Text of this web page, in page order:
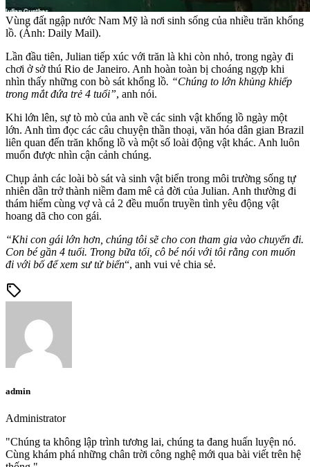
Vùng đất ngập nước Nam Mỹ là nơi sinh sống của nhiều trăn khổng
lồ. (Ảnh: Daily Mail).
Lần đầu tiên, Julian tiếp xúc với trăn là khi còn nhỏ, trong ngày đi
chơi ở sở thú Rio de Janeiro. Anh hoàn toàn bị choáng ngợp khi
nhìn thấy những con bò sát khổng lồ. “Chúng to lớn khủng khiếp
trong mắt đứa trẻ 4 tuổi”, anh nói.
Khi lớn lên, sự tò mò của anh về các sinh vật khổng lồ ngày một
lớn. Anh tìm đọc các câu chuyện thần thoại, văn hóa dân gian Brazil
liên quan đến trăn khổng lồ và một số loài động vật khác. Anh luôn
muốn được nhìn cận cảnh chúng.
Chụp ảnh các loài bò sát và sinh vật biển trong môi trường sống tự
nhiên dần trở thành niềm đam mê cả đời của Julian. Anh thường đi
thám hiểm cùng vợ và cả 2 đều muốn truyền tình yêu động vật
hoang dã cho con gái.
“Khi con gái lớn hơn, chúng tôi sẽ cho con tham gia vào chuyến đi.
Con bé gần 4 tuổi. Trong bữa tối, cô bé nói với tôi rằng con muốn
đi với bố để xem sư tử biển“, anh vui vẻ chia sẻ.
sell
admin
Administrator
"Chúng ta không lập trình tương lai, chúng ta đang huấn luyện nó.
Cùng khám phá những chân trời công nghệ mới qua bài viết trên hệ